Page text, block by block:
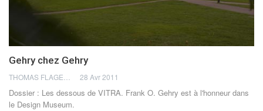
Gehry chez Gehry
THOMAS FLAGEL 28 Avr 2011
Dossier : Les dessous de VITRA. Frank O. Gehry est à l'honneur dans
le Design Museum.